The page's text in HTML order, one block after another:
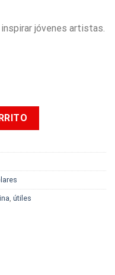
jóvenes artistas.
Punta 12/24 cantidad
, útiles